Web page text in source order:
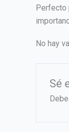
Perfecto
No hay
Sé